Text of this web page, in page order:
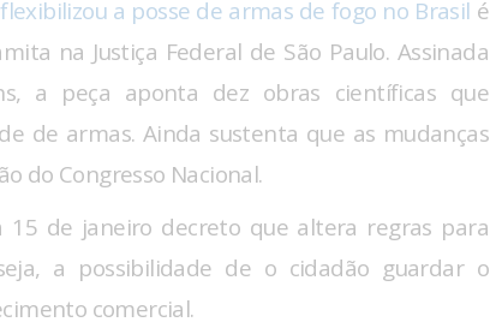
a posse de armas de fogo no Brasil é
na Justiça Federal de São Paulo. Assinada
a peça aponta dez obras científicas que
de armas. Ainda sustenta que as mudanças
do Congresso Nacional.
15 de janeiro decreto que altera regras para
a possibilidade de o cidadão guardar o
comercial.